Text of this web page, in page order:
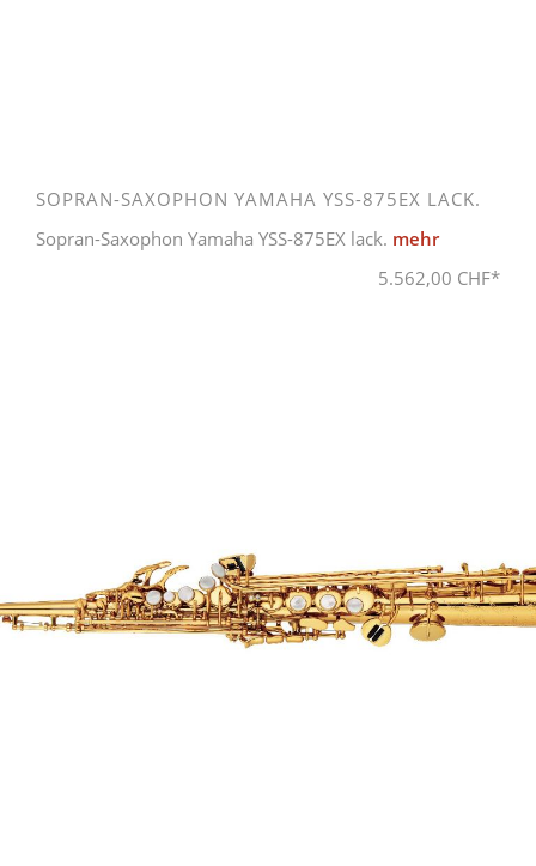
SOPRAN-SAXOPHON YAMAHA YSS-875EX LACK.
Sopran-Saxophon Yamaha YSS-875EX lack. mehr
5.562,00 CHF*